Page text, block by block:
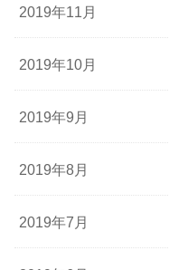
2019年11月
2019年10月
2019年9月
2019年8月
2019年7月